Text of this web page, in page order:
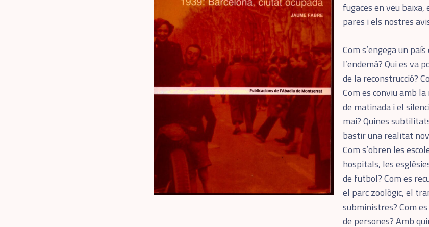
fugaces en veu
pares i els nostres
Com s’engega un
l’endemà? Qui es va
de la reconstrucció?
Com es conviu amb
de matinada i el
mai? Quines
bastir una realitat
Com s’obren les
hospitals, les
de futbol? Com es
el parc zoològic, el
subministres? Com
de persones? Amb